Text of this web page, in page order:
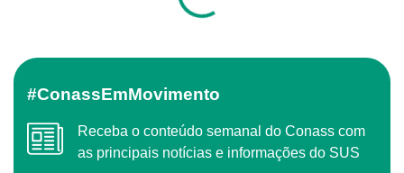
#ConassEmMovimento
Receba o conteúdo semanal do Conass com
as principais notícias e informações do SUS